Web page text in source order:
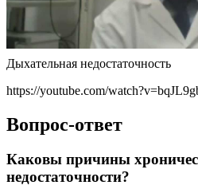
Дыхательная недостаточность
https://youtube.com/
Вопрос-ответ
Каковы причины
недостаточности?